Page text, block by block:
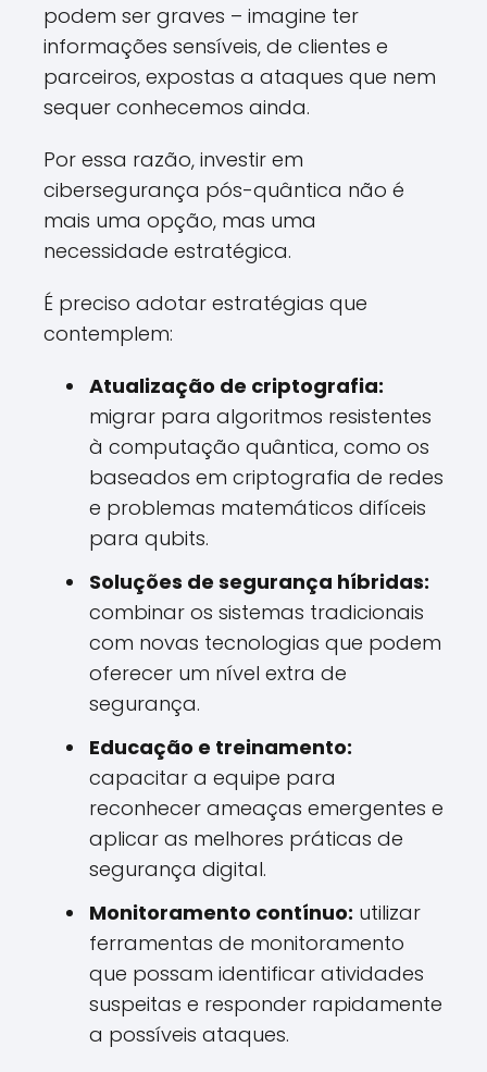
podem ser graves – imagine ter
informações sensíveis, de clientes e
parceiros, expostas a ataques que nem
sequer conhecemos ainda.
Por essa razão, investir em
cibersegurança pós-quântica não é
mais uma opção, mas uma
necessidade estratégica.
É preciso adotar estratégias que
contemplem:
Atualização de criptografia:
migrar para algoritmos resistentes
à computação quântica, como os
baseados em criptografia de redes
e problemas matemáticos difíceis
para qubits.
Soluções de segurança híbridas:
combinar os sistemas tradicionais
com novas tecnologias que podem
oferecer um nível extra de
segurança.
Educação e treinamento:
capacitar a equipe para
reconhecer ameaças emergentes e
aplicar as melhores práticas de
segurança digital.
Monitoramento contínuo: utilizar
ferramentas de monitoramento
que possam identificar atividades
suspeitas e responder rapidamente
a possíveis ataques.